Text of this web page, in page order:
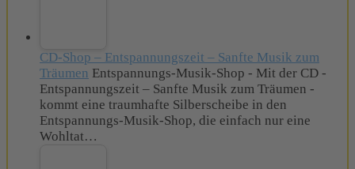
CD-Shop – Entspannungszeit – Sanfte Musik zum
Träumen Entspannungs-Musik-Shop - Mit der CD -
Entspannungszeit – Sanfte Musik zum Träumen -
kommt eine traumhafte Silberscheibe in den
Entspannungs-Musik-Shop, die einfach nur eine
Wohltat…